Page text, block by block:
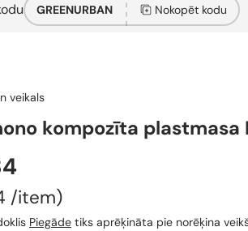
GREENURBAN Nokopēt kodu
veikals
kompozīta plastmasa
vienību
/item
Piegāde tiks aprēķināta pie norēķina